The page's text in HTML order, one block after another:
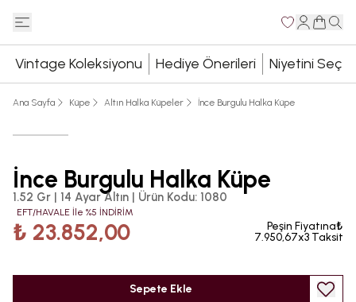
Vintage Koleksiyonu Hediye Önerileri Niyetini Seç
Ana Sayfa Küpe Altın Halka Küpeler İnce Burgulu Halka Küpe
İnce Burgulu Halka Küpe
1.52 Gr | 14 Ayar Altın | Ürün Kodu: 1080
EFT/HAVALE İle %5 İNDİRİM
₺ 23.852,00
Peşin Fiyatına₺
7.950,67x3 Taksit
Sepete Ekle